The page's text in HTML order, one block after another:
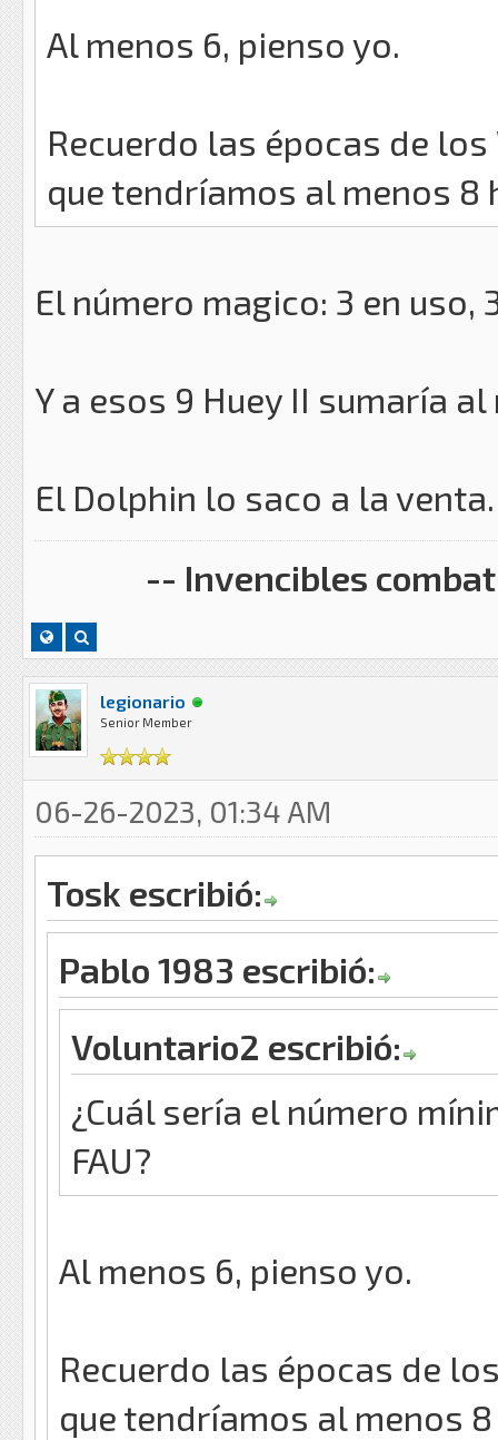
Al menos 6, pienso yo.
Recuerdo las épocas de
que tendríamos al menos
El número magico: 3 en
Y a esos 9 Huey II sumaría
El Dolphin lo saco a la venta.
-- Invencibles
legionario
Senior Member
06-26-2023, 01:34 AM
Tosk escribió:
Pablo 1983 escribió:
Voluntario2 escribió:
¿Cuál sería el número
FAU?
Al menos 6, pienso yo.
Recuerdo las épocas de
que tendríamos al menos